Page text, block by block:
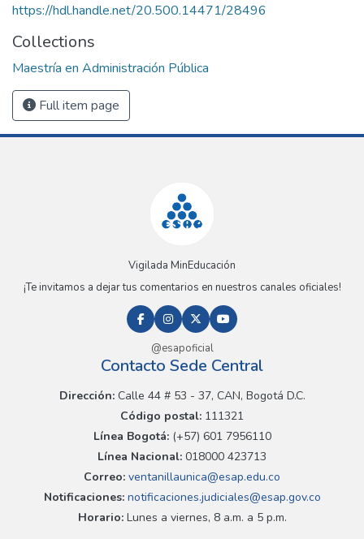
https://hdl.handle.net/20.500.14471/28496
Collections
Maestría en Administración Pública
Full item page
Vigilada MinEducación
¡Te invitamos a dejar tus comentarios en nuestros canales oficiales!
@esapoficial
Contacto Sede Central
Dirección:Calle 44 # 53 - 37, CAN, Bogotá D.C.
Código postal: 111321
Línea Bogotá:(+57) 601 7956110
Línea Nacional: 018000 423713
Correo: ventanillaunica@esap.edu.co
Notificaciones:notificaciones.judiciales@esap.gov.co
Horario:Lunes a viernes, 8 a.m. a 5 p.m.